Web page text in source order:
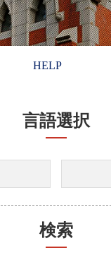
HELP
言語選択
検索